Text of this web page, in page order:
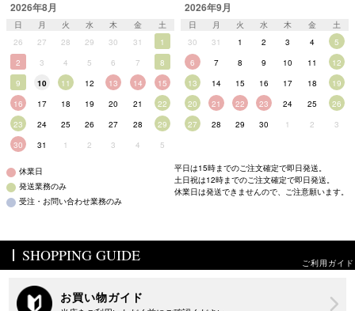
2026年8月
日 月 火 水 木 金
土
26
27 28 29 30 31
1
2
3 4 5 6 7
8
9
10 11 12 13 14
15
16
17 18 19 20 21
22
23
24 25 26 27 28
29
30
31 1 2 3 4 5
2026年9月
日 月 火 水 木 金
土
30
31 1 2 3 4
5
6
7 8 9 10 11
12
13
14 15 16 17 18
19
20
21 22 23 24 25
26
27
28 29 30 1 2 3
休業日
発送業務のみ
受注・お問い合わせ業務のみ
平日は15時までのご注文確定で即日発送。
土日祝は12時までのご注文確定で即日発送。
休業日は発送できませんので、ご注意願います。
SHOPPING GUIDE ご利用ガイド